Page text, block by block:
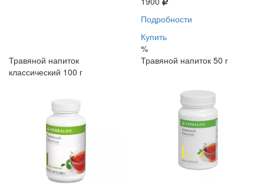
Подробности
Купить
%
Травяной напиток
классический 100 г
Травяной напиток 50 г